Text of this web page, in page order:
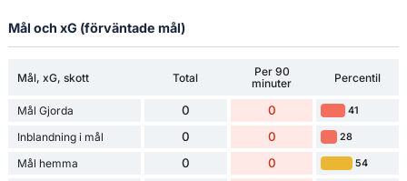
Mål och xG (förväntade mål)
Mål, xG, skott Total
Per 90
minuter
Percentil
Mål Gjorda 0 0 41
Inblandning i mål 0 0 28
Mål hemma 0 0 54